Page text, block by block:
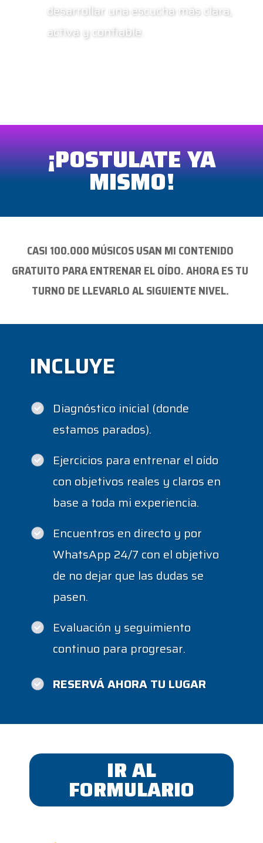
desarrollar una escucha más clara,
activa y confiable.
¡POSTULATE YA
MISMO!
CASI 100.000 MÚSICOS USAN MI CONTENIDO
GRATUITO PARA ENTRENAR EL OÍDO. AHORA ES TU
TURNO DE LLEVARLO AL SIGUIENTE NIVEL.
INCLUYE
Diagnóstico inicial (donde
estamos parados).
Ejercicios para entrenar el oído
con objetivos reales y claros en
base a toda mi experiencia.
Encuentros en directo y por
WhatsApp 24/7 con el objetivo
de no dejar que las dudas se
pasen.
Evaluación y seguimiento
continuo para progresar.
RESERVÁ AHORA TU LUGAR
IR AL
FORMULARIO